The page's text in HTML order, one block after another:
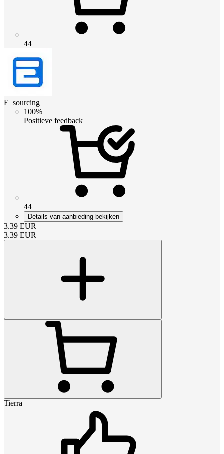
44
E_sourcing
100%
Positieve feedback
44
Details van aanbieding bekijken
3.39 EUR
3.39 EUR
Tierra